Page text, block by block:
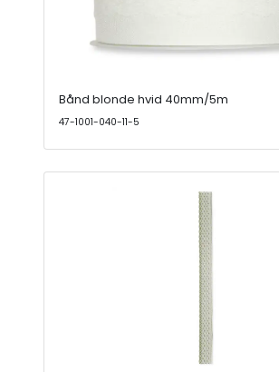
Bånd blonde hvid 40mm/5m
47-1001-040-11-5